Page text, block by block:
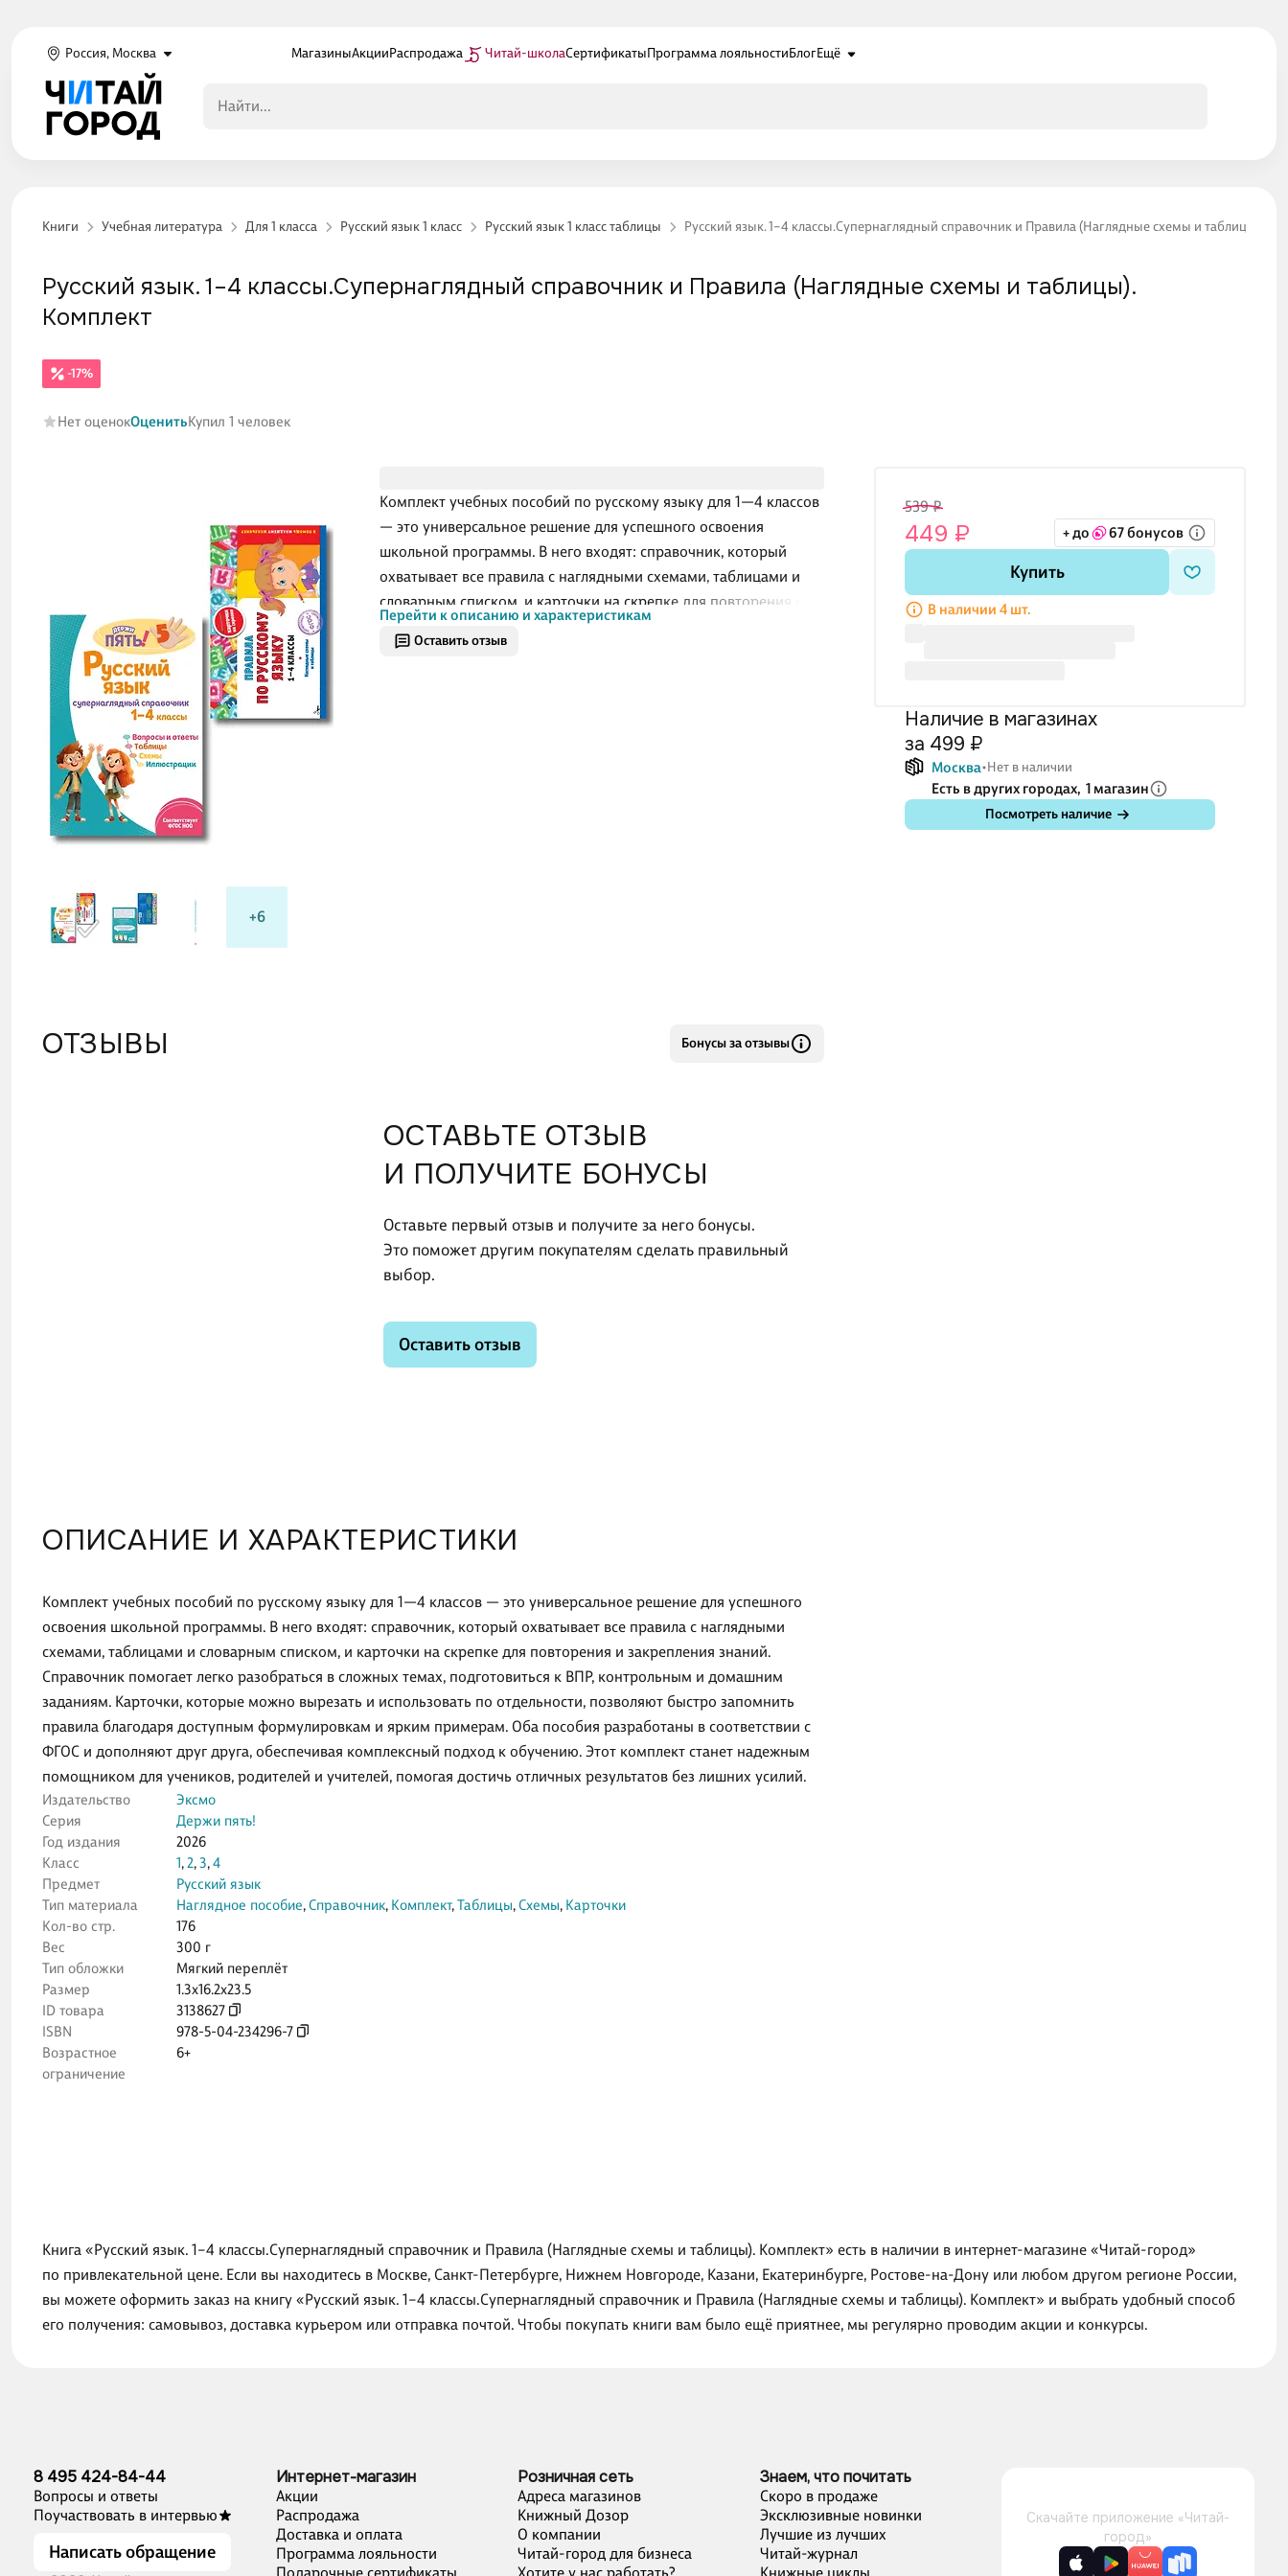
Россия, Москва МагазиныАкцииРаспродажа Читай-школаСертификатыПрограмма лояльностиБлогЕщё
Книги Учебная литература Для 1 класса Русский язык 1 класс Русский язык 1 класс таблицы Русский язык. 1–4 классы.Супернаглядный справочник и Правила (Наглядные схемы и таблицы).
+6
Оставить отзыв
Комплект учебных пособий по русскому языку для 1—4 классов
— это универсальное решение для успешного освоения
школьной программы. В него входят: справочник, который
охватывает все правила с наглядными схемами, таблицами и
словарным списком, и карточки на скрепке для повторения и
закрепления знаний. Справочник помогает легко разобраться в
сложных темах, подготовиться к ВПР, контрольным и домашним
Перейти к описанию и характеристикам
-17%
Русский язык. 1–4 классы.Супернаглядный справочник и Правила (Наглядные схемы и таблицы).
Комплект
Нет оценокОценитьКупил 1 человек
539 ₽
449 ₽ + до 67 бонусов
Купить
В наличии 4 шт.
Наличие в магазинах
за 499 ₽
Москва Нет в наличии
Есть в других городах, 1 магазин
Посмотреть наличие
ОПИСАНИЕ И ХАРАКТЕРИСТИКИ
Комплект учебных пособий по русскому языку для 1—4 классов — это универсальное решение для успешного
освоения школьной программы. В него входят: справочник, который охватывает все правила с наглядными
схемами, таблицами и словарным списком, и карточки на скрепке для повторения и закрепления знаний.
Справочник помогает легко разобраться в сложных темах, подготовиться к ВПР, контрольным и домашним
заданиям. Карточки, которые можно вырезать и использовать по отдельности, позволяют быстро запомнить
правила благодаря доступным формулировкам и ярким примерам. Оба пособия разработаны в соответствии с
ФГОС и дополняют друг друга, обеспечивая комплексный подход к обучению. Этот комплект станет надежным
помощником для учеников, родителей и учителей, помогая достичь отличных результатов без лишних усилий.
Издательство
Эксмо
Серия
Держи пять!
Год издания
2026
Класс
1,2,3,4
Предмет
Русский язык
Тип материала
Наглядное пособие,Справочник, Комплект,Таблицы,Схемы, Карточки
Кол-во стр.
176
Вес
300 г
Тип обложки
Мягкий переплёт
Размер
1.3x16.2x23.5
ID товара
3138627
ISBN
978-5-04-234296-7
Возрастное
ограничение
6+
ОТЗЫВЫ Бонусы за отзывы
ОСТАВЬТЕ ОТЗЫВ
И ПОЛУЧИТЕ БОНУСЫ
Оставьте первый отзыв и получите за него бонусы.
Это поможет другим покупателям сделать правильный
выбор.
Оставить отзыв
Книга «Русский язык. 1–4 классы.Супернаглядный справочник и Правила (Наглядные схемы и таблицы). Комплект» есть в наличии в интернет-магазине «Читай-город»
по привлекательной цене. Если вы находитесь в Москве, Санкт-Петербурге, Нижнем Новгороде, Казани, Екатеринбурге, Ростове-на-Дону или любом другом регионе России,
вы можете оформить заказ на книгу «Русский язык. 1–4 классы.Супернаглядный справочник и Правила (Наглядные схемы и таблицы). Комплект» и выбрать удобный способ
его получения: самовывоз, доставка курьером или отправка почтой. Чтобы покупать книги вам было ещё приятнее, мы регулярно проводим акции и конкурсы.
8 495 424-84-44
Вопросы и ответы
Поучаствовать в интервью
Написать обращение
Интернет-магазин
Акции
Распродажа
Доставка и оплата
Программа лояльности
Розничная сеть
Адреса магазинов
Книжный Дозор
О компании
Читай-город для бизнеса
Знаем, что почитать
Скоро в продаже
Эксклюзивные новинки
Лучшие из лучших
Читай-журнал
Скачайте приложение «Читай-
город»